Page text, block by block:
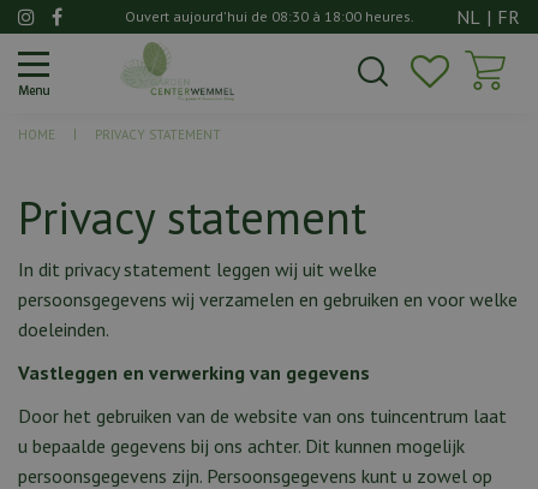
l
HOME PRIVACY STATEMENT
Ouvert aujourd'hui de 08:30à 18:00heures. NL | FR
Privacy statement
In dit privacy statement leggen wij uit welke
persoonsgegevens wij verzamelen en gebruiken en voor welke
doeleinden.
Vastleggen en verwerking van gegevens
Door het gebruiken van de website van ons tuincentrum laat
u bepaalde gegevens bij ons achter. Dit kunnen mogelijk
persoonsgegevens zijn. Persoonsgegevens kunt u zowel op